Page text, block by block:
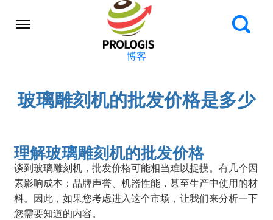
博客
玻璃雕刻机的批发价格是多少
理解玻璃雕刻机的批发价格
谈到玻璃雕刻机，批发价格可能相当难以捉摸。有几个因
素影响成本：品牌声誉、机器性能，甚至生产中使用的材
料。因此，如果您考虑进入这个市场，让我们来分析一下
您需要知道的内容。